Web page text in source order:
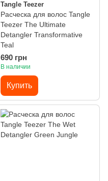
Tangle Teezer
Расческа для волос Tangle
Teezer The Ultimate
Detangler Transformative
Teal
690 грн
В наличии
Купить